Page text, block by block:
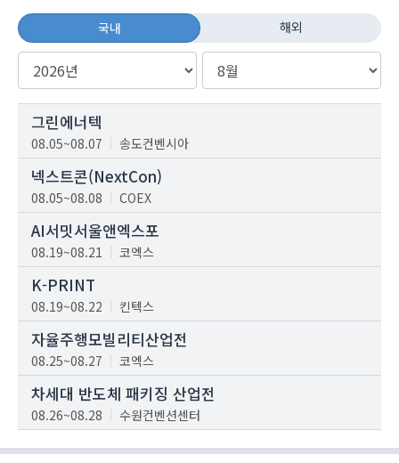
국내 해외
그린에너텍
08.05~08.07 송도컨벤시아
넥스트콘(NextCon)
08.05~08.08 COEX
AI서밋서울앤엑스포
08.19~08.21 코엑스
K-PRINT
08.19~08.22 킨텍스
자율주행모빌리티산업전
08.25~08.27 코엑스
차세대 반도체 패키징 산업전
08.26~08.28 수원컨벤션센터